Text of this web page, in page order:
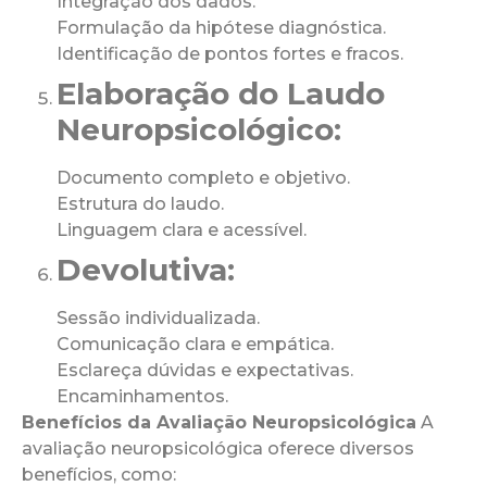
Formulação da hipótese diagnóstica.
Identificação de pontos fortes e fracos.
Elaboração do Laudo
Neuropsicológico:
Documento completo e objetivo.
Estrutura do laudo.
Linguagem clara e acessível.
Devolutiva:
Sessão individualizada.
Comunicação clara e empática.
Esclareça dúvidas e expectativas.
Encaminhamentos.
Benefícios da Avaliação Neuropsicológica A
avaliação neuropsicológica oferece diversos
benefícios, como: